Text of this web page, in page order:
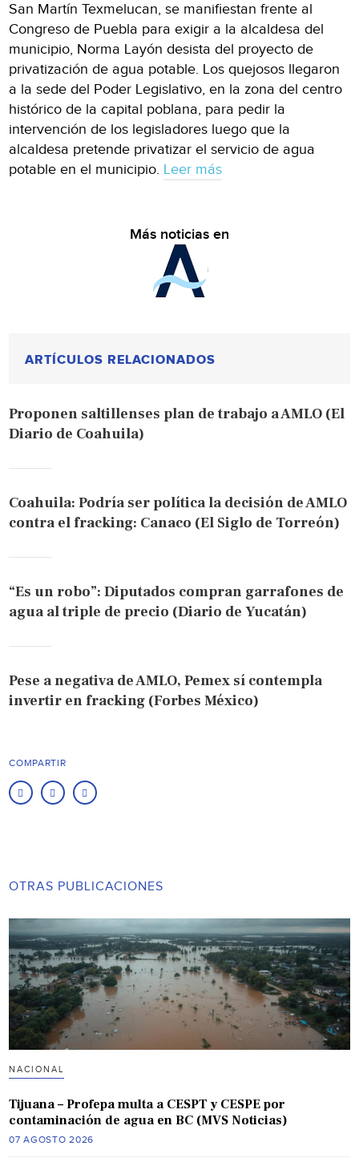
San Martín Texmelucan, se manifiestan frente al
Congreso de Puebla para exigir a la alcaldesa del
municipio, Norma Layón desista del proyecto de
privatización de agua potable. Los quejosos llegaron
a la sede del Poder Legislativo, en la zona del centro
histórico de la capital poblana, para pedir la
intervención de los legisladores luego que la
alcaldesa pretende privatizar el servicio de agua
potable en el municipio. Leer más
Más noticias en
ARTÍCULOS RELACIONADOS
Proponen saltillenses plan de trabajo a AMLO (El
Diario de Coahuila)
Coahuila: Podría ser política la decisión de AMLO
contra el fracking: Canaco (El Siglo de Torreón)
“Es un robo”: Diputados compran garrafones de
agua al triple de precio (Diario de Yucatán)
Pese a negativa de AMLO, Pemex sí contempla
invertir en fracking (Forbes México)
COMPARTIR
OTRAS PUBLICACIONES
NACIONAL
Tijuana – Profepa multa a CESPT y CESPE por
contaminación de agua en BC (MVS Noticias)
07 AGOSTO 2026